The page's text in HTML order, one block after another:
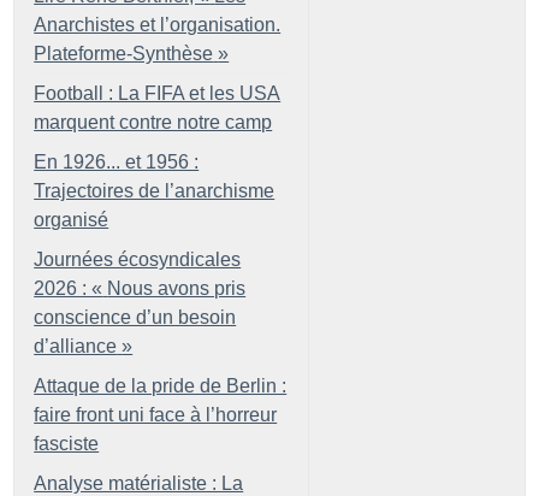
Anarchistes et l’organisation.
Plateforme-Synthèse »
Football : La FIFA et les USA
marquent contre notre camp
En 1926... et 1956 :
Trajectoires de l’anarchisme
organisé
Journées écosyndicales
2026 : « Nous avons pris
conscience d’un besoin
d’alliance »
Attaque de la pride de Berlin :
faire front uni face à l’horreur
fasciste
Analyse matérialiste : La